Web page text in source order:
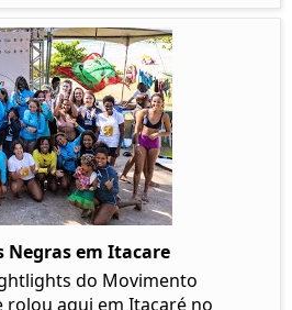
em Itacare
do Movimento
rolou aqui em Itacaré no